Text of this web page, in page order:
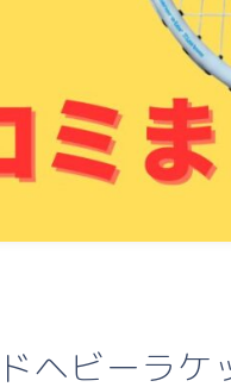
ヘビーラケ